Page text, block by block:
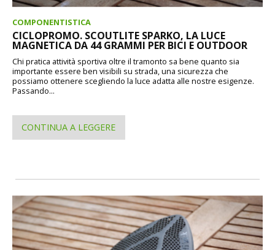
COMPONENTISTICA
CICLOPROMO. SCOUTLITE SPARKO, LA LUCE
MAGNETICA DA 44 GRAMMI PER BICI E OUTDOOR
Chi pratica attività sportiva oltre il tramonto sa bene quanto sia
importante essere ben visibili su strada, una sicurezza che
possiamo ottenere scegliendo la luce adatta alle nostre esigenze.
Passando...
CONTINUA A LEGGERE